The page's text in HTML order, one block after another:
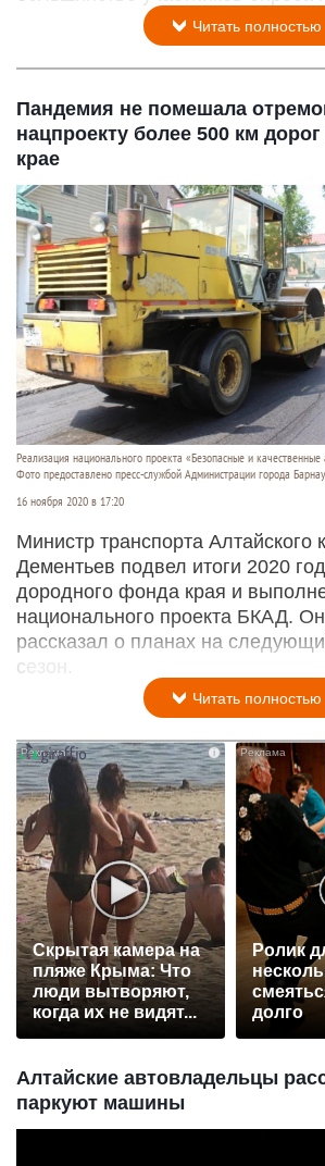
Читать полностью
Пандемия не помешала
нацпроекту более 500 км
крае
Реализация национального проекта «Безопасные и
Фото предоставлено пресс-службой Администрации города
16 ноября 2020 в 17:20
Министр транспорта Алтайского
Дементьев подвел итоги 2020
дородного фонда края и
национального проекта БКАД.
рассказал о планах на
сезон.
Читать полностью
i
Скрытая камера на
пляже Крыма: Что
люди вытворяют,
когда их не видят...
Ролик
долго
Алтайские автовладельцы
паркуют машины